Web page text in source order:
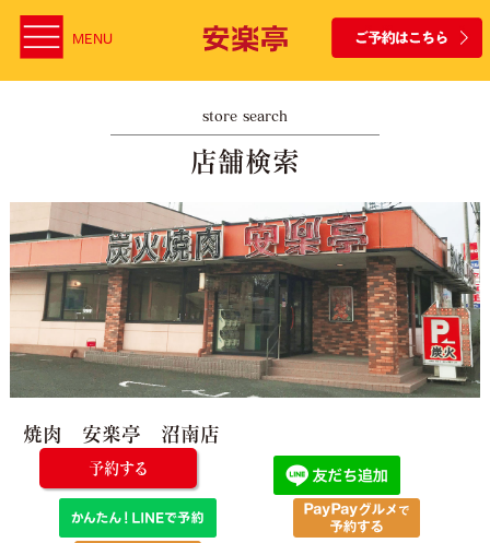
MENU
store search
店舗検索
焼肉 安楽亭 沼南店
予約する